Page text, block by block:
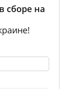
сборе на